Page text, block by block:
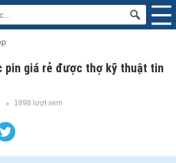
pin giá rẻ được thợ kỹ thuật tin
1898 lượt xem